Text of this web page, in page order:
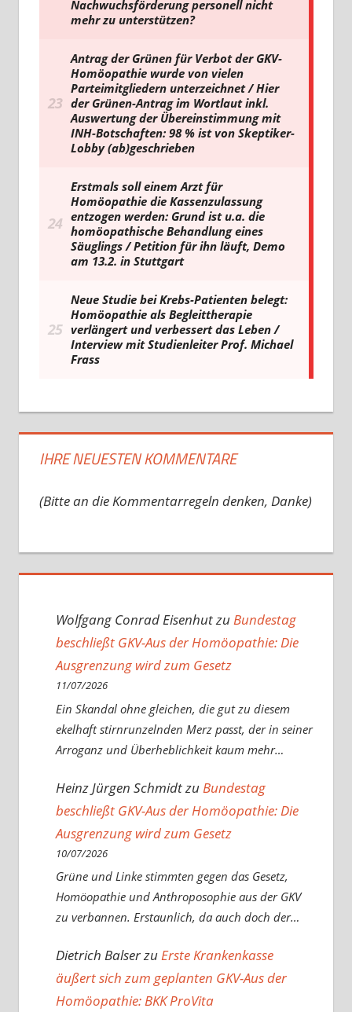
IHRE NEUESTEN KOMMENTARE
(Bitte an die Kommentarregeln denken, Danke)
Wolfgang Conrad EisenhutzuBundestag
beschließt GKV-Aus der Homöopathie: Die
Ausgrenzung wird zum Gesetz
11/07/2026
Ein Skandal ohne gleichen, die gut zu diesem
ekelhaft stirnrunzelnden Merz passt, der in seiner
Arroganz und Überheblichkeit kaum mehr…
Heinz Jürgen SchmidtzuBundestag
beschließt GKV-Aus der Homöopathie: Die
Ausgrenzung wird zum Gesetz
10/07/2026
Grüne und Linke stimmten gegen das Gesetz,
Homöopathie und Anthroposophie aus der GKV
zu verbannen. Erstaunlich, da auch doch der…
Dietrich BalserzuErste Krankenkasse
äußert sich zum geplanten GKV-Aus der
Homöopathie: BKK ProVita